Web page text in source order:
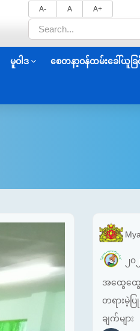
A- A A+
မူဝါဒ စေတနာ့ဝန်ထမ်းခေါ်ယူခြ
၂
အထွေထွေ
တရားမဲ့ပ
ချက်များ